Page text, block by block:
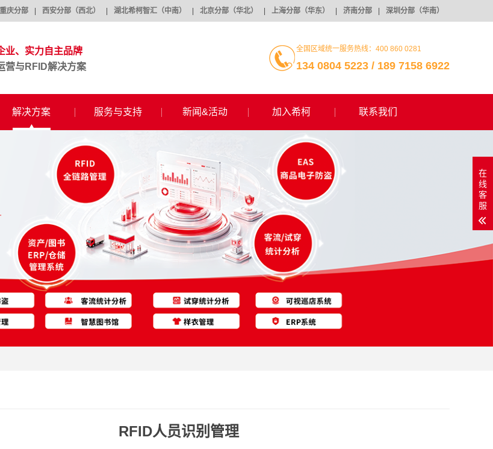
重庆分部 西安分部（西北） 湖北希柯智汇（中南） 北京分部（华北） 上海分部（华东） 济南分部 深圳分部（华南）
全国区域统一服务热线：400 860 0281
134 0804 5223 / 189 7158 6922
业、实力自主品牌
营与RFID解决方案
解决方案 服务与支持 新闻&活动 加入希柯 联系我们
RFID人员识别管理
在
线
客
服